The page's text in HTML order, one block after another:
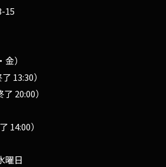
15
）
13:30）
20:00）
14:00）
曜日